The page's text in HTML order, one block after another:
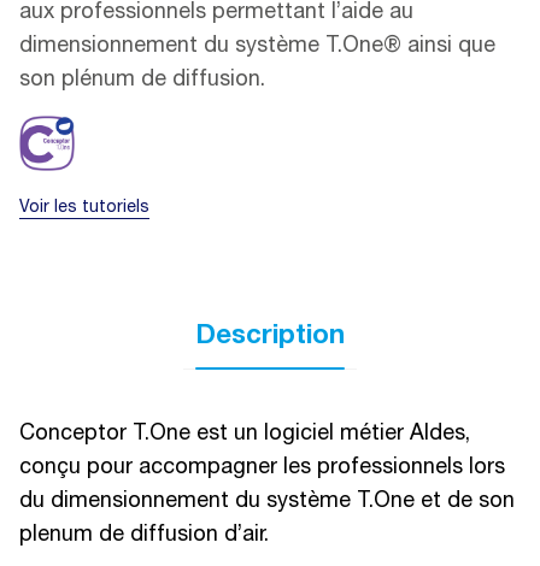
aux professionnels permettant l’aide au
dimensionnement du système T.One® ainsi que
son plénum de diffusion.
Voir les tutoriels
Description
Conceptor T.One est un logiciel métier Aldes,
conçu pour accompagner les professionnels lors
du dimensionnement du système T.One et de son
plenum de diffusion d’air.